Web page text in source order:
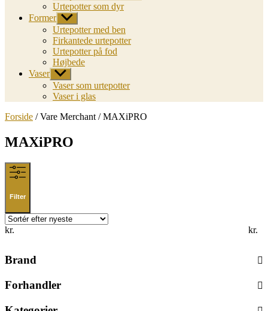
Urtepotter som dyr
Former Vis
undermenu
Urtepotter med ben
Firkantede urtepotter
Urtepotter på fod
Højbede
Vaser Vis
undermenu
Vaser som urtepotter
Vaser i glas
Forside / Vare Merchant / MAXiPRO
MAXiPRO
Filter
kr. kr.
Brand
Forhandler